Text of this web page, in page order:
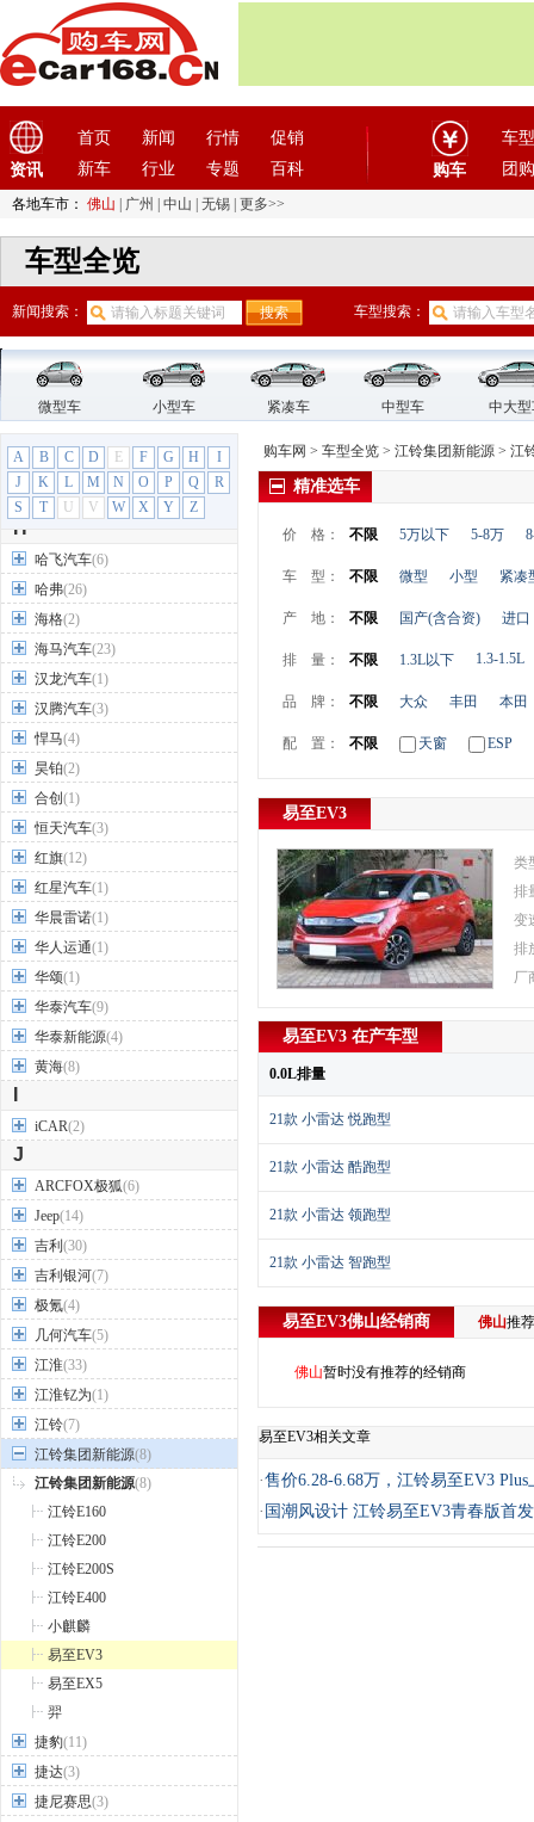
资讯
首页 新闻 行情
促销
新车
行业 专题 百科 购车
车型
团购
各地车市： 佛山 广州 中山 无锡 更多>>
车型全览
新闻搜索： 车型搜索：
微型车 小型车 紧凑车 中型车 中大
A B C D E F G H
I
J
K L M N O P Q
R
S
T U V W X Y Z
飞凡汽车(1)
菲亚特(9)
丰田(60)
福迪
福汽启腾(3)
福特(31)
G
GMC(4)
观致(3)
广汽传祺(19)
广汽吉奥
广汽集团
国机智骏(3)
国金汽车(1)
H
哈飞汽车(6)
哈弗(26)
海格(2)
海马汽车(23)
汉龙汽车(1)
汉腾汽车(3)
悍马(4)
昊铂(2)
合创 (1)
恒天汽车(3)
红旗(12)
红星汽车(1)
华晨雷诺(1)
华人运通(1)
华颂(1)
华泰汽车(9)
华泰新能源(4)
黄海(8)
iCAR(2)
J
ARCFOX极狐(6)
Jeep(14)
吉利 (30)
吉利银河(7)
极氪(4)
几何汽车(5)
江淮(33)
江淮钇为(1)
江铃(7)
江铃集团新能源(8)
江铃集团新能源(8)
江铃E160
江铃E200
江铃E200S
江铃E400
小麒麟
易至EV3
易至EX5
羿
捷豹(11)
捷达(3)
捷尼赛思(3)
购车网 > 车型全览 > 江铃集团新能源 > 江
精准选车
价 格： 不限 5万以下 5-8万
车 型： 不限 微型 小型 紧凑
产 地： 不限 国产(含合资) 进口
排 量： 不限 1.3L以下 1.3-1.5L
品 牌： 不限 大众 丰田 本田
配 置： 不限 天窗 ESP
易至EV3
类
排
变
排
厂
易至EV3 在产车型
0.0L排量
21款 小雷达 悦跑型
21款 小雷达 酷跑型
21款 小雷达 领跑型
21款 小雷达 智跑型
易至EV3佛山经销商 佛山推
佛山暂时没有推荐的经销商
易至EV3相关文章
·售价6.28-6.68万，江铃易至EV3 Plus
· 国潮风设计 江铃易至EV3青春版首